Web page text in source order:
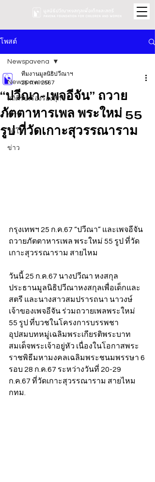
โพสต์
Newspavena
สถิติรับเรื่องร้องทุกข์
ข่าว
วิดีโอ
ข่าว
Newspavena
“ปวีณา-เพจอีจัน” ถวาย
ภัตตาหารเพล พระใหม่ 55
รูป ที่วัดเกาะสุวรรณาราม
ทีมงานมูลนิธิปวีณาฯ
25 ก.ค. 2567
กรุงเทพฯ 25 ก.ค.67 “ปวีณา” และเพจอีจัน
ถวายภัตตาหารเพล พระใหม่ 55 รูป ที่วัด
เกาะสุวรรณาราม สายไหม
วันนี้ 25 ก.ค.67 นางปวีณา หงสกุล
ประธานมูลนิธิปวีณาหงสกุลเพื่อเด็กและ
สตรี และนางสาวสมปรารถนา นาวงษ์
เจ้าของเพจอีจัน ร่วมถวายเพลพระใหม่
55 รูป ที่บวชในโครงการบรรพชา
อุปสมบทหมู่เฉลิมพระเกียรติพระบาท
สมเด็จพระเจ้าอยู่หัว เนื่องในโอกาสพระ
ราชพิธีมหามงคลเฉลิมพระชนมพรรษา 6
รอบ 28 ก.ค.67 ระหว่างวันที่ 20-29
ก.ค.67 ที่วัดเกาะสุวรรณาราม สายไหม
กทม.